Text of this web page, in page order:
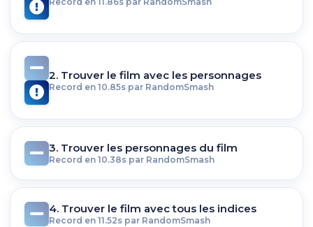
2. Trouver le film avec les personnages
Record en 10.85s par RandomSmash
3. Trouver les personnages du film
Record en 10.38s par RandomSmash
4. Trouver le film avec tous les indices
Record en 11.52s par RandomSmash